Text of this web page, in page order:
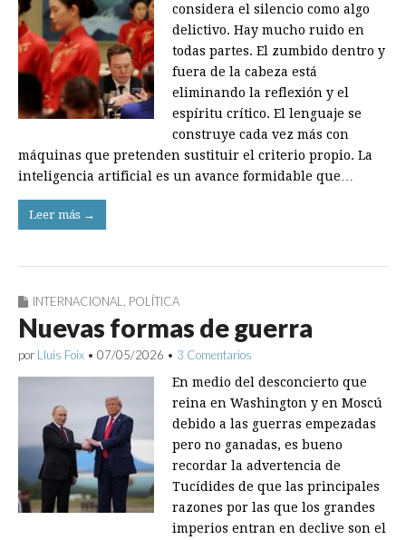
considera el silencio como algo
delictivo. Hay mucho ruido en
todas partes. El zumbido dentro y
fuera de la cabeza está
eliminando la reflexión y el
espíritu crítico. El lenguaje se
construye cada vez más con
máquinas que pretenden sustituir el criterio propio. La
inteligencia artificial es un avance formidable que…
Leer más →
INTERNACIONAL POLÍTICA
Nuevas formas de guerra
por Lluís Foix • 07/05/2026 • 3 Comentarios
En medio del desconcierto que
reina en Washington y en Moscú
debido a las guerras empezadas
pero no ganadas, es bueno
recordar la advertencia de
Tucídides de que las principales
razones por las que los grandes
imperios entran en declive son el